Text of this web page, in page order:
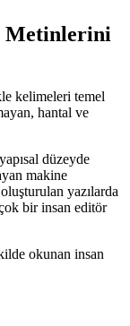
Metinlerini
kelimeleri temel
hantal ve
düzeyde
makine
yazılarda
bir insan editör
okunan insan